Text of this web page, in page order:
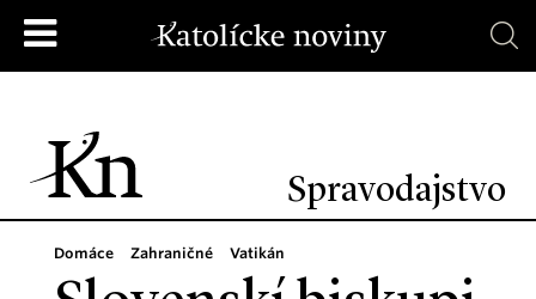
Spravodajstvo
Domáce Zahraničné Vatikán